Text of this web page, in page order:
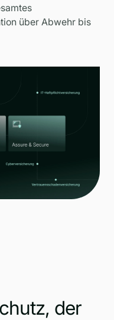
über Abwehr bis
der